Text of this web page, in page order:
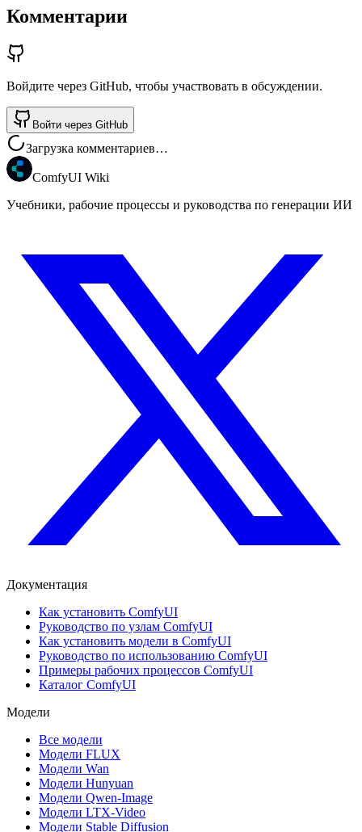
Комментарии
Войдите через GitHub, чтобы участвовать в обсуждении.
Войти через GitHub
Загрузка комментариев…
ComfyUI Wiki
Учебники, рабочие процессы и руководства по генерации ИИ
Документация
Как установить ComfyUI
Руководство по узлам ComfyUI
Как установить модели в ComfyUI
Руководство по использованию ComfyUI
Примеры рабочих процессов ComfyUI
Каталог ComfyUI
Модели
Все модели
Модели FLUX
Модели Wan
Модели Hunyuan
Модели Qwen-Image
Модели LTX-Video
Модели Stable Diffusion